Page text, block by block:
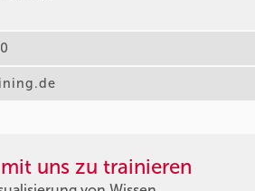
uns zu trainieren